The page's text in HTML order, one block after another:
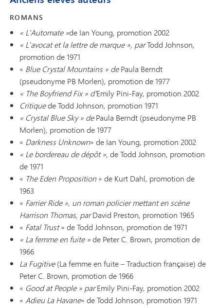
ROMANS
« L'Automate »de Ian Young, promotion 2002
« L'avocat et la lettre de marque », parTodd Johnson,
promotion de 1971
« Blue Crystal Mountains » dePaula Berndt
(pseudonyme PB Morlen), promotion de 1977
« The Boyfriend Fix » d'Emily Pini-Fay, promotion 2002
Critiquede Todd Johnson, promotion 1971
« Crystal Blue Sky » dePaula Berndt (pseudonyme PB
Morlen), promotion de 1977
« Darkness Unknown» de Ian Young, promotion 2002
« Le bordereau de dépôt », de Todd Johnson, promotion
de 1971
« The Eden Proposition » de Kurt Dahl, promotion de
1963
« Farrier Ride », un roman policier mettant en scène
Harrison Thomas, parDavid Preston, promotion 1965
« Fatal Trust» de Todd Johnson, promotion de 1971
« La femme en fuite »de Peter C. Brown, promotion de
1966
La Fugitive(La femme en fuite – Traduction française) de
Peter C. Brown, promotion de 1966
« Good at People » parEmily Pini-Fay, promotion 2002
« Adieu La Havane» de Todd Johnson, promotion 1971